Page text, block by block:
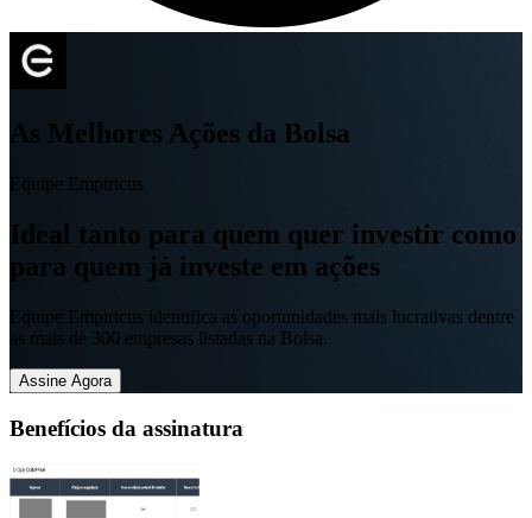
As Melhores Ações da Bolsa
Equipe Empiricus
Ideal tanto para quem quer investir como
para quem já investe em ações
Equipe Empiricus identifica as oportunidades mais lucrativas dentre
as mais de 300 empresas listadas na Bolsa.
Assine Agora
Benefícios da assinatura